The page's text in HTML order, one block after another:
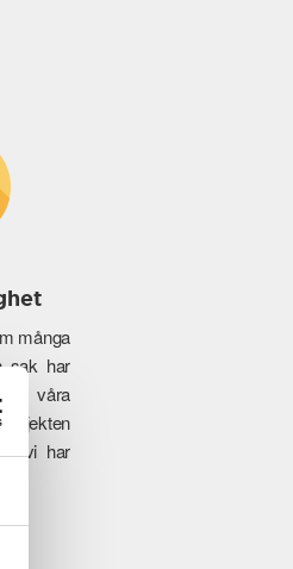
många
sak har
i våra
vi har